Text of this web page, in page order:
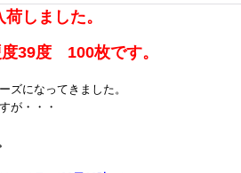
しました。
39度 100枚です。
ズになってきました。
が・・・